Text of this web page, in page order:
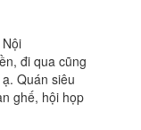
đi qua cũng
Quán siêu
ghế, hội họp